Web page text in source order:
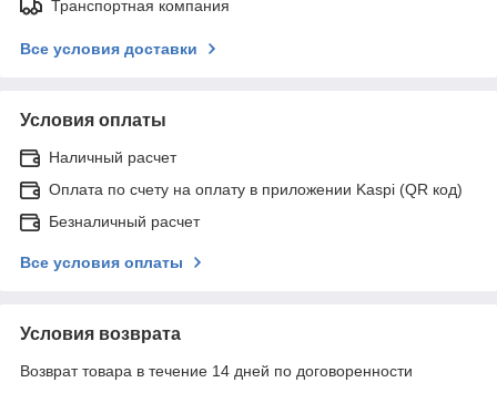
Транспортная компания
Все условия доставки
Условия оплаты
Наличный расчет
Оплата по счету на оплату в приложении Kaspi (QR код)
Безналичный расчет
Все условия оплаты
Условия возврата
Возврат товара в течение 14 дней по договоренности